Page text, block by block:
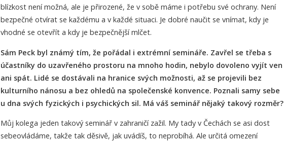
blízkost není možná, ale je přirozené, že v sobě máme i potřebu své ochrany. Není
bezpečné otvírat se každému a v každé situaci. Je dobré naučit se vnímat, kdy je
vhodné se otevřít a kdy je bezpečnější mlčet.
Sám Peck byl známý tím, že pořádal i extrémní semináře. Zavřel se třeba s
účastníky do uzavřeného prostoru na mnoho hodin, nebylo dovoleno vyjít ven
ani spát. Lidé se dostávali na hranice svých možnosti, až se projevili bez
kulturního nánosu a bez ohledů na společenské konvence. Poznali samy sebe
u dna svých fyzických i psychických sil. Má váš seminář nějaký takový rozměr?
Můj kolega jeden takový seminář v zahraničí zažil. My tady v Čechách se asi dost
sebeovládáme, takže tak děsivě, jak uvádíš, to neprobíhá. Ale určitá omezení